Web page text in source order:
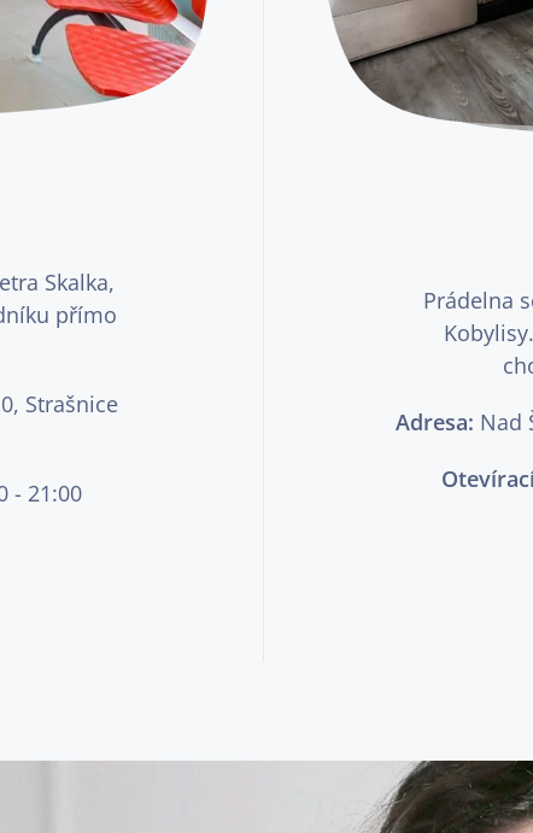
Skalka,
přímo
Strašnice
- 21:00
Prádelna
Adresa: Nad